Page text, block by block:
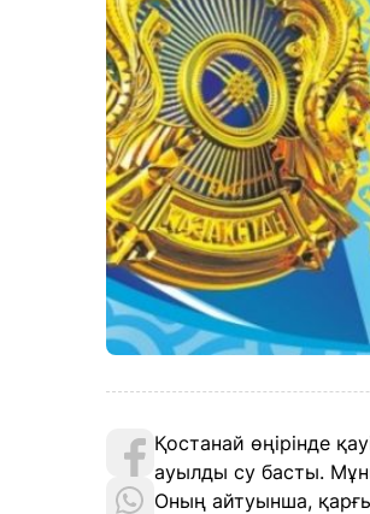
Қостанай өңірінде
ауылды су басты.
Оның айтуынша,